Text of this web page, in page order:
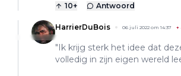
10+ Antwoord
HarrierDuBois 06 juli 2022 om 14:37 +
"Ik krijg sterk het idee dat
volledig in zijn eigen wereld